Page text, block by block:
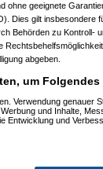
geeignete
Dies gilt insbesondere
Behörden zu Kontroll-
abgeben.
um
Verwendung genauer
und Inhalte,
Entwicklung und